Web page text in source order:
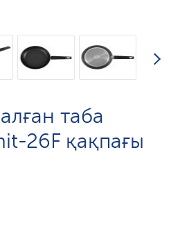
таба
26F қақпағы